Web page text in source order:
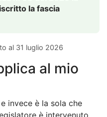
la fascia
al 31 luglio 2026
al mio
invece è la sola che
è intervenuto